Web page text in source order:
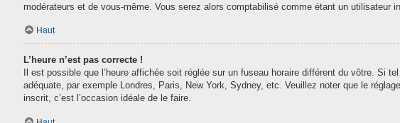
modérateurs et de vous-même. Vous serez alors comptabilisé comme étant un utilisateur
Haut
L’heure n’est pas correcte !
Il est possible que l’heure affichée soit réglée sur un fuseau horaire différent du vôtre. Si
adéquate, par exemple Londres, Paris, New York, Sydney, etc. Veuillez noter que le
inscrit, c’est l’occasion idéale de le faire.